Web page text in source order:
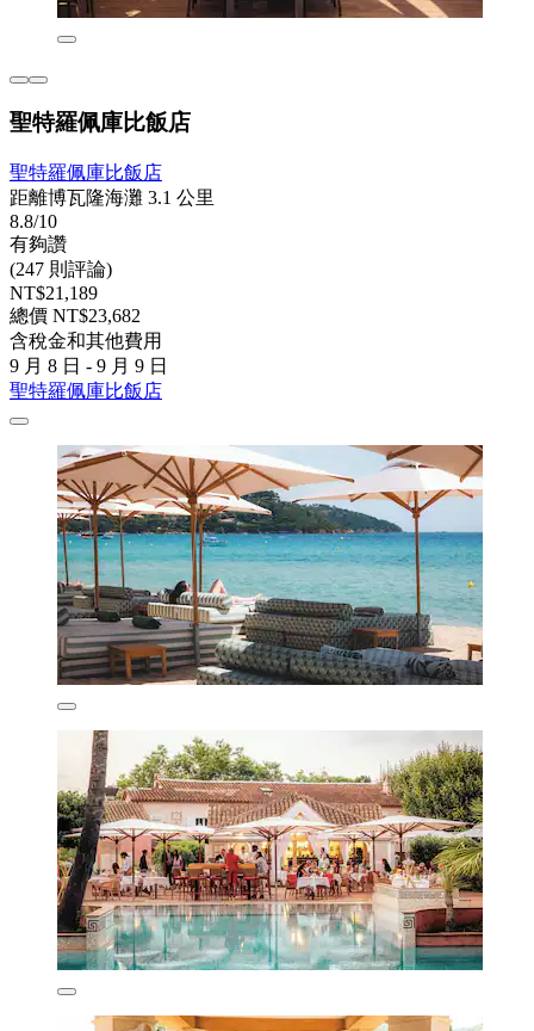
聖特羅佩庫比飯店
聖特羅佩庫比飯店
距離博瓦隆海灘 3.1 公里
8.8/10
有夠讚
(247 則評論)
NT$21,189
總價 NT$23,682
含稅金和其他費用
9 月 8 日 - 9 月 9 日
聖特羅佩庫比飯店